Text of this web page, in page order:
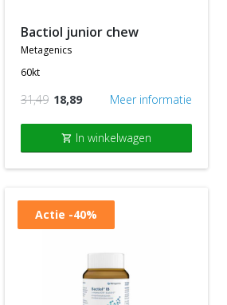
bactiol junior chew
metagenics
60kt
31,49 18,89 Meer informatie
shopping_cart In winkelwagen
Actie -40%